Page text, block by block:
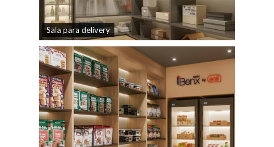
Sala para delivery